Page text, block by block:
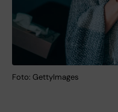
Foto: GettyImages